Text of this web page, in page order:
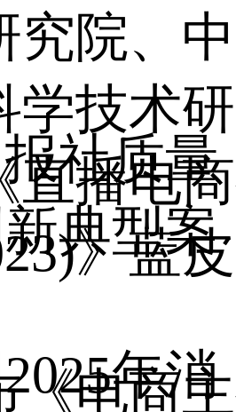
究院、
学技术
直播电
》蓝
《电商
社质量
典型案
年消